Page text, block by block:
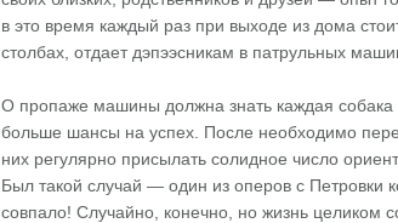
в это время каждый раз при выходе из дома
столбах, отдает дэпээсникам в патрульных
О пропаже машины должна знать каждая
больше шансы на успех. После необходимо
них регулярно присылать солидное число
Был такой случай — один из оперов с Петровки
совпало! Случайно, конечно, но жизнь целиком